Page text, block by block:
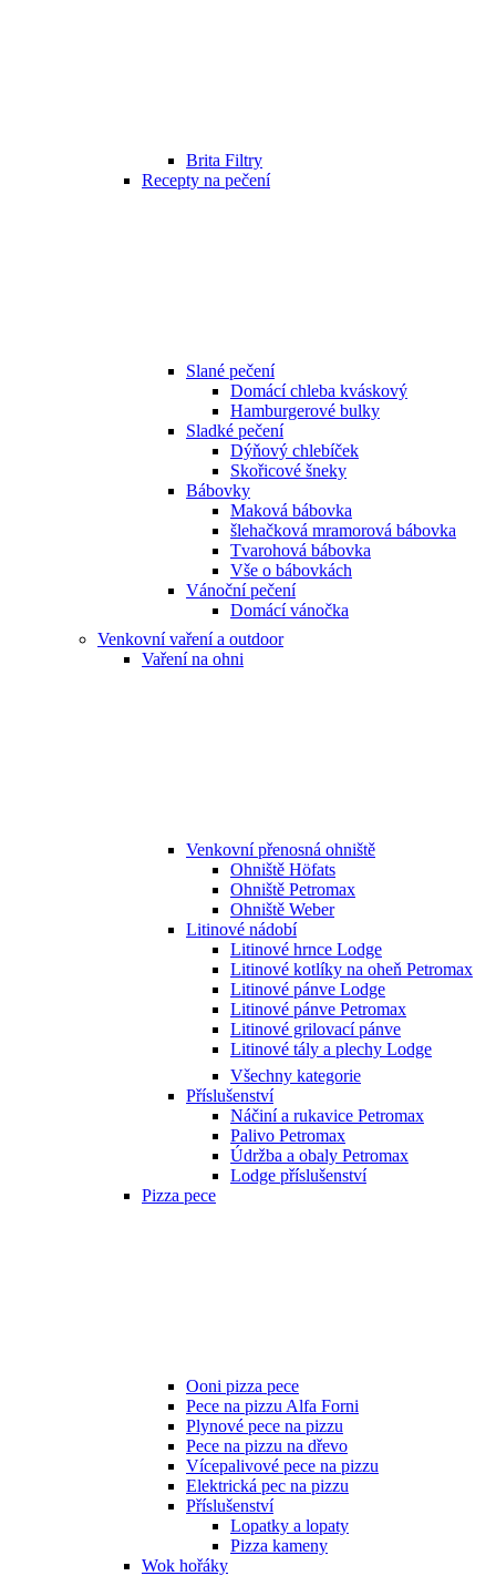
Brita Filtry
Recepty na pečení
Slané pečení
Domácí chleba kváskový
Hamburgerové bulky
Sladké pečení
Dýňový chlebíček
Skořicové šneky
Bábovky
Maková bábovka
šlehačková mramorová bábovka
Tvarohová bábovka
Vše o bábovkách
Vánoční pečení
Domácí vánočka
Venkovní vaření a outdoor
Vaření na ohni
Venkovní přenosná ohniště
Ohniště Höfats
Ohniště Petromax
Ohniště Weber
Litinové nádobí
Litinové hrnce Lodge
Litinové kotlíky na oheň Petromax
Litinové pánve Lodge
Litinové pánve Petromax
Litinové grilovací pánve
Litinové tály a plechy Lodge
Všechny kategorie
Příslušenství
Náčiní a rukavice Petromax
Palivo Petromax
Údržba a obaly Petromax
Lodge příslušenství
Pizza pece
Ooni pizza pece
Pece na pizzu Alfa Forni
Plynové pece na pizzu
Pece na pizzu na dřevo
Vícepalivové pece na pizzu
Elektrická pec na pizzu
Příslušenství
Lopatky a lopaty
Pizza kameny
Wok hořáky